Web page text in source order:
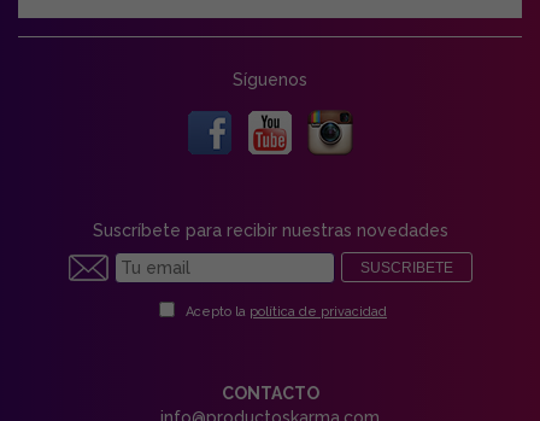
Síguenos
Suscríbete para recibir nuestras novedades
SUSCRIBETE
Acepto la política de privacidad
CONTACTO